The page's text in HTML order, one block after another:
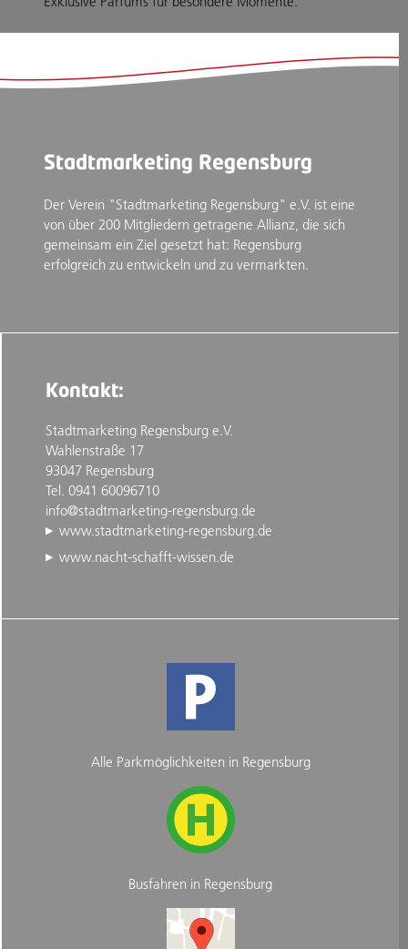
Stadtmarketing Regensburg
Der Verein "Stadtmarketing Regensburg" e.V. ist eine
von über 200 Mitgliedern getragene Allianz, die sich
gemeinsam ein Ziel gesetzt hat: Regensburg
erfolgreich zu entwickeln und zu vermarkten.
Kontakt:
Stadtmarketing Regensburg e.V.
Wahlenstraße 17
93047 Regensburg
Tel. 0941 60096710
info@stadtmarketing-regensburg.de
www.stadtmarketing-regensburg.de
www.nacht-schafft-wissen.de
Alle Parkmöglichkeiten in Regensburg
Busfahren in Regensburg